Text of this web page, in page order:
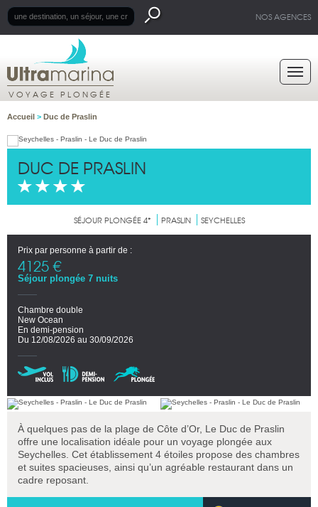
NOS AGENCES
VOYAGE PLONGÉE
Accueil > Duc de Praslin
DUC DE PRASLIN
SÉJOUR PLONGÉE 4* PRASLIN SEYCHELLES
Prix par personne à partir de :
4125 €
Séjour plongée 7 nuits
Chambre double
New Ocean
En demi-pension
Du 12/08/2026 au 30/09/2026
À quelques pas de la plage de Côte d’Or, Le Duc de Praslin
offre une localisation idéale pour un voyage plongée aux
Seychelles. Cet établissement 4 étoiles propose des chambres
et suites spacieuses, ainsi qu’un agréable restaurant dans un
cadre reposant.